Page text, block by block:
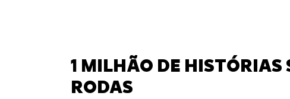
1 MILHÃO DE HISTÓRIAS
RODAS